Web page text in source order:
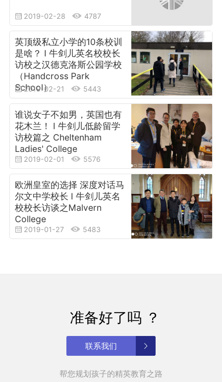
2019-02-28 4787
英顶级私立小学的10条校训
是啥？ I 牛剑儿英名校校长
访校之汉德克洛斯公园学校
（Handcross Park
School）
2019-02-21 5443
谁说女子不如男，英国也有
花木兰！ I 牛剑儿低龄留学
访校篇之 Cheltenham
Ladies' College
2019-02-01 5576
欧洲皇室的选择 深度对话马
尔文中学校长 I 牛剑儿英名
校校长访谈之Malvern
College
2019-01-27 5483
准备好了吗 ？
联系我们
帮您规划孩子的精英教育之路